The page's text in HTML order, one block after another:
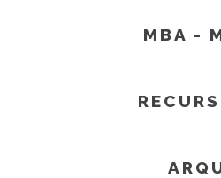
MBA -